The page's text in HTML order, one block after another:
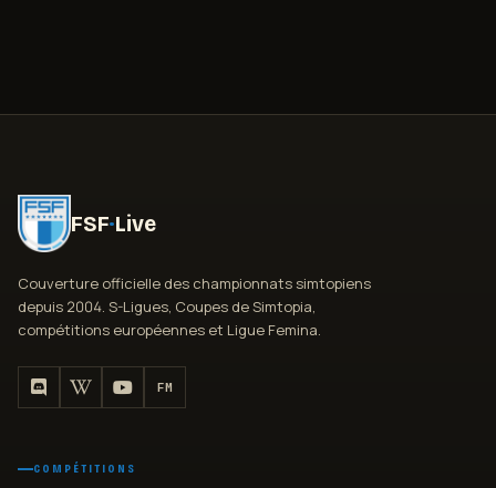
FSF·Live
Couverture officielle des championnats simtopiens
depuis 2004. S-Ligues, Coupes de Simtopia,
compétitions européennes et Ligue Femina.
FM
COMPÉTITIONS